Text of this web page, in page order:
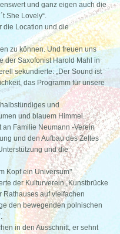
und ganz eigen auch die
She Lovely“.
die Location und die
zu können. Und freuen uns
der Saxofonist Harold Mahl in
sekundierte: „Der Sound ist
das Programm für unsere
und
und blauem Himmel.
an Familie Neumann -Verein
und den Aufbau des Zeltes
und die
Kopf ein Universum"
der Kulturverein „Kunstbrücke
Rathauses auf vielfachen
den bewegenden polnischen
in den Ausschnitt, er sehnt